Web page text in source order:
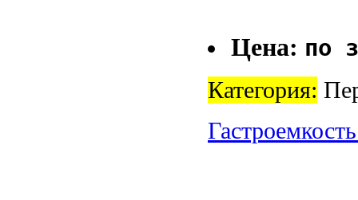
Цена: по
Категория: